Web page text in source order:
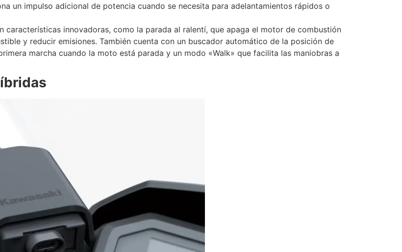
un impulso adicional de potencia cuando se necesita para adelantamientos rápidos o
características innovadoras, como la parada al ralentí, que apaga el motor de combustión
y reducir emisiones. También cuenta con un buscador automático de la posición de
marcha cuando la moto está parada y un modo «Walk» que facilita las maniobras a